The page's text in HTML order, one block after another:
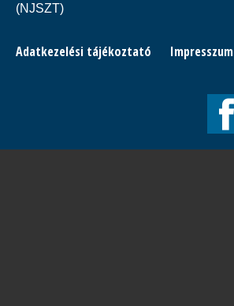
(NJSZT)
Footer
Adatkezelési tájékoztató Impresszum